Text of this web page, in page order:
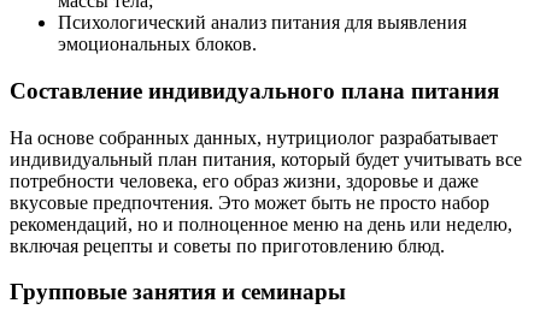
Психологический анализ питания для выявления
эмоциональных блоков.
Составление индивидуального плана питания
На основе собранных данных, нутрициолог разрабатывает
индивидуальный план питания, который будет учитывать все
потребности человека, его образ жизни, здоровье и даже
вкусовые предпочтения. Это может быть не просто набор
рекомендаций, но и полноценное меню на день или неделю,
включая рецепты и советы по приготовлению блюд.
Групповые занятия и семинары